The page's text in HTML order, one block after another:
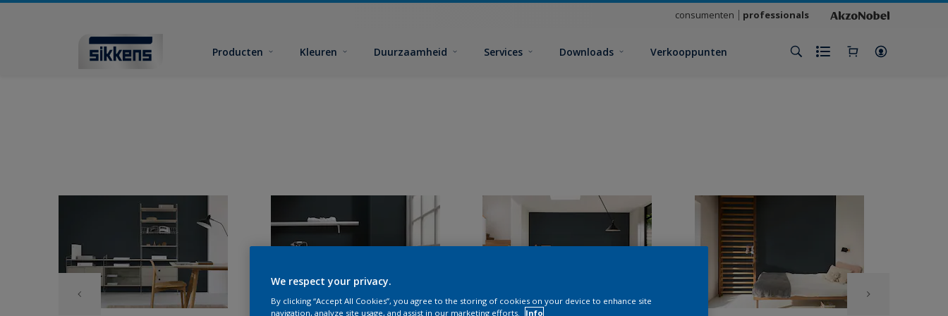
consumenten professionals
Producten Kleuren Duurzaamheid Services Downloads Verkooppunten
We respect your privacy.
By clicking “Accept All Cookies”, you agree to the storing of cookies on your device to enhance site
navigation, analyze site usage, and assist in our marketing efforts.
Info